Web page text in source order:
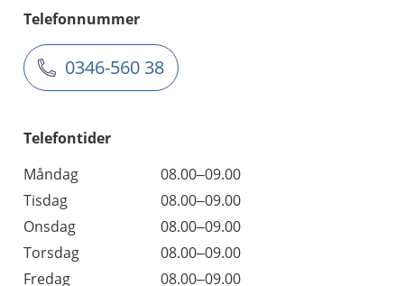
Telefonnummer
0346-560 38
Telefontider
Måndag
08.00–09.00
Tisdag
08.00–09.00
Onsdag
08.00–09.00
Torsdag
08.00–09.00
Fredag
08.00–09.00